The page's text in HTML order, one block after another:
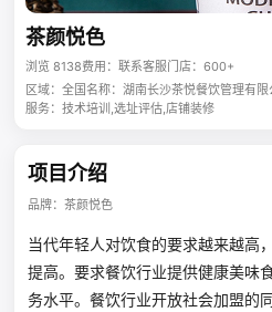
茶颜悦色
浏览 8138费用：联系客服门店：600+
区域：全国 名称：湖南长沙茶悦餐饮管理有限
服务：技术培训,选址评估,店铺装修
项目介绍
品牌：茶颜悦色
当代年轻人对饮食的要求越来越高
提高。要求餐饮行业提供健康美味
务水平。餐饮行业开放社会加盟的